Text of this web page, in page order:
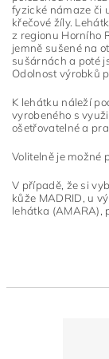
fyzické námaze či
křečové žíly.
z regionu Horního
jemně sušené na
sušárnách a poté
Odolnost výrobků
K lehátku náleží
vyrobeného s
ošetřovatelné a
Volitelně je možné
V případě, že si
kůže MADRID, u
lehátka (AMARA),